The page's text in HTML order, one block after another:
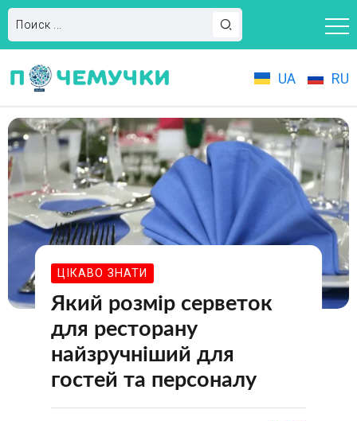
UA RU
ЦІКАВО ЗНАТИ
Який розмір серветок
для ресторану
найзручніший для
гостей та персоналу